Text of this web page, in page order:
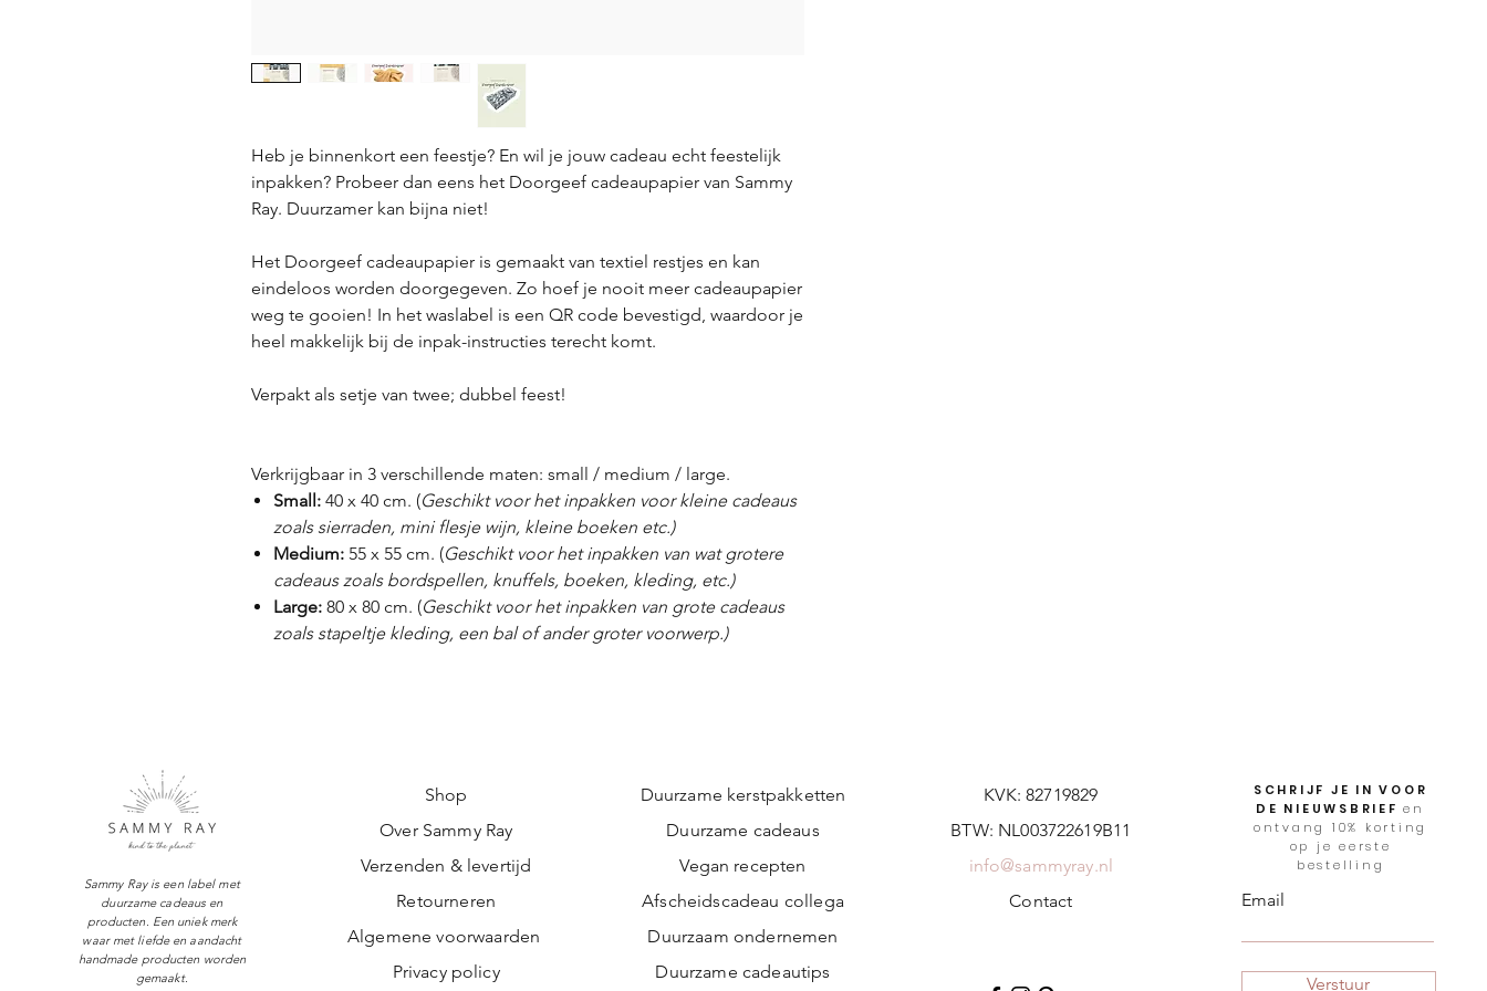
Heb je binnenkort een feestje? En wil je jouw cadeau echt feestelijk
inpakken? Probeer dan eens het Doorgeef cadeaupapier van Sammy
Ray. Duurzamer kan bijna niet!
Het Doorgeef cadeaupapier is gemaakt van textiel restjes en kan
eindeloos worden doorgegeven. Zo hoef je nooit meer cadeaupapier
weg te gooien! In het waslabel is een QR code bevestigd, waardoor je
heel makkelijk bij de inpak-instructies terecht komt.
Verpakt als setje van twee; dubbel feest!
Verkrijgbaar in 3 verschillende maten: small / medium / large.
Small: 40 x 40 cm. (Geschikt voor het inpakken voor kleine cadeaus
zoals sierraden, mini flesje wijn, kleine boeken etc.)
Medium: 55 x 55 cm. (Geschikt voor het inpakken van wat grotere
cadeaus zoals bordspellen, knuffels, boeken, kleding, etc.)
Large: 80 x 80 cm. (Geschikt voor het inpakken van grote cadeaus
zoals stapeltje kleding, een bal of ander groter voorwerp.)
Sammy Ray is een label met
duurzame cadeaus en
producten. Een uniek merk
waar met liefde en aandacht
handmade producten worden
gemaakt.
Shop
Over Sammy Ray
Verzenden & levertijd
Retourneren
Algemene voorwaarden
Privacy policy
Duurzame kerstpakketten
Duurzame cadeaus
Vegan recepten
Afscheidscadeau collega
Duurzaam ondernemen
Duurzame cadeautips
KVK: 82719829
BTW: NL003722619B11
info@sammyray.nl
Contact
SCHRIJF JE IN VOOR
DE NIEUWSBRIEFen
ontvang 10% korting
op je eerste
bestelling
Email
Verstuur